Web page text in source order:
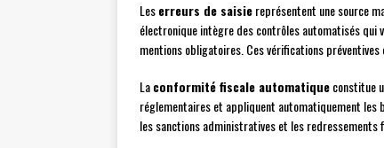
Leserreurs de saisiereprésentent une source
électronique intègre des contrôles automatisés qui
mentions obligatoires. Ces vérifications
Laconformité fiscale automatiqueconstitue
réglementaires et appliquent automatiquement
les sanctions administratives et les redressements